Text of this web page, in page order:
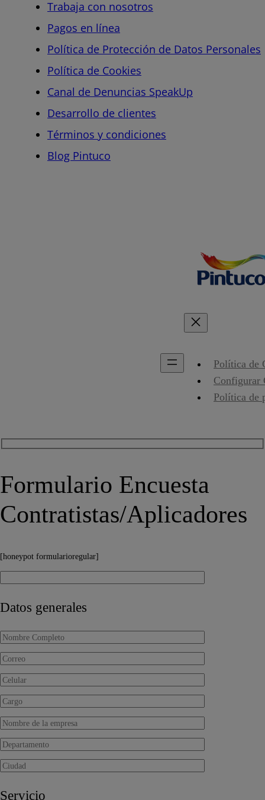
Trabaja con nosotros
Pagos en línea
Política de Protección de Datos Personales
Política de Cookies
Canal de Denuncias SpeakUp
Desarrollo de clientes
Términos y condiciones
Blog Pintuco
Política de
Configurar
Política de
Formulario Encuesta
Contratistas/Aplicadores
[honeypot formularioregular]
Datos generales
Servicio